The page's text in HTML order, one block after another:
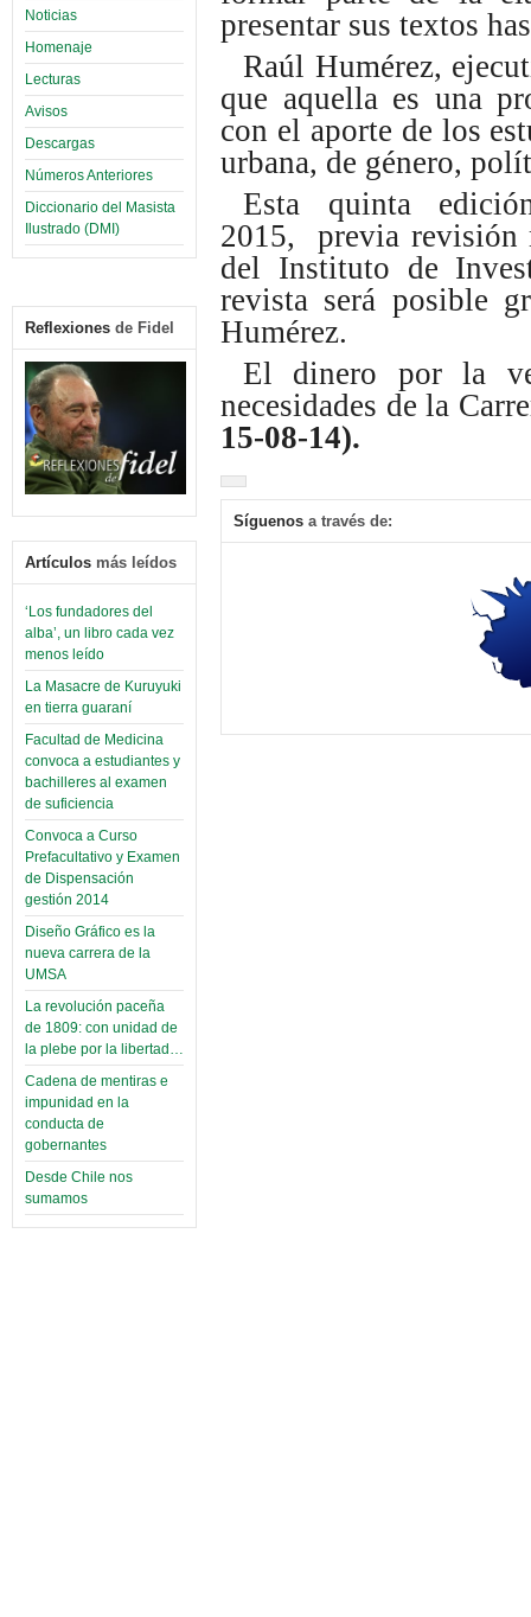
Noticias
Homenaje
Lecturas
Avisos
Descargas
Números Anteriores
Diccionario del Masista
Ilustrado (DMI)
Reflexiones de Fidel
Artículos más leídos
‘Los fundadores del
alba’, un libro cada vez
menos leído
La Masacre de Kuruyuki
en tierra guaraní
Facultad de Medicina
convoca a estudiantes y
bachilleres al examen
de suficiencia
Convoca a Curso
Prefacultativo y Examen
de Dispensación
gestión 2014
Diseño Gráfico es la
nueva carrera de la
UMSA
La revolución paceña
de 1809: con unidad de
la plebe por la libertad…
Cadena de mentiras e
impunidad en la
conducta de
gobernantes
Desde Chile nos
sumamos
presentar sus textos
Raúl Humérez,
que aquella es una
con el aporte de los
urbana, de género,
Esta quinta
2015, previa revisión
del Instituto de
revista será posible
Humérez.
El dinero por la
necesidades de la
15-08-14).
Síguenos a través de: